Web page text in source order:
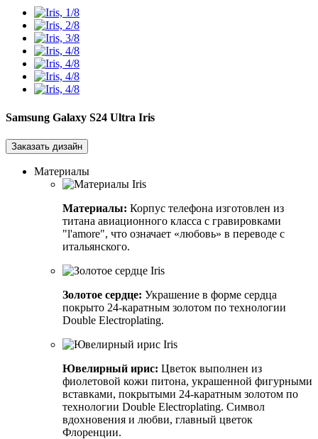
Samsung Galaxy S24 Ultra Iris
Заказать дизайн
Материалы
Материалы: Корпус телефона изготовлен из
титана авиационного класса с гравировками
"l'amore", что означает «любовь» в переводе с
итальянского.
Золотое сердце: Украшение в форме сердца
покрыто 24-каратным золотом по технологии
Double Electroplating.
Ювелирный ирис: Цветок выполнен из
фиолетовой кожи питона, украшенной фигурными
вставками, покрытыми 24-каратным золотом по
технологии Double Electroplating. Символ
вдохновения и любви, главный цветок
Флоренции.